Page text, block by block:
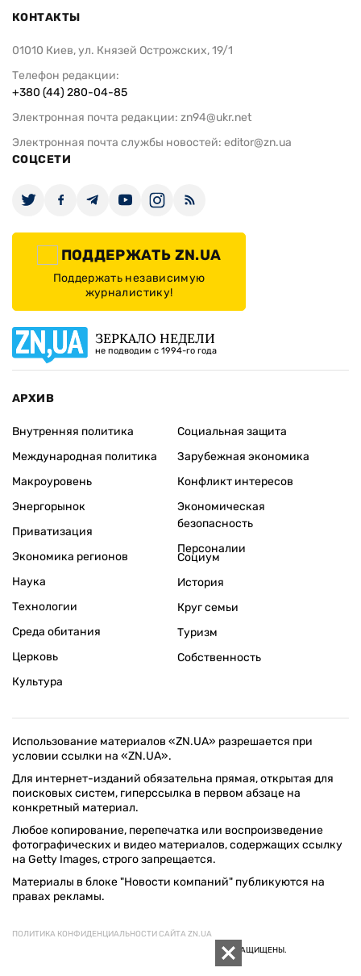
КОНТАКТЫ
01010 Киев, ул. Князей Острожских, 19/1
Телефон редакции:
+380 (44) 280-04-85
Электронная почта редакции: zn94@ukr.net
Электронная почта службы новостей: editor@zn.ua
СОЦСЕТИ
ПОДДЕРЖАТЬ ZN.UA
Поддержать независимую
журналистику!
ЗЕРКАЛО НЕДЕЛИ
не подводим с 1994-го года
АРХИВ
Внутренняя политика
Международная политика
Макроуровень
Энергорынок
Приватизация
Экономика регионов
Социальная защита
Зарубежная экономика
Конфликт интересов
Экономическая
безопасность
Персоналии
Наука
Технологии
Среда обитания
Церковь
Культура
Социум
История
Круг семьи
Туризм
Собственность
Использование материалов «ZN.UA» разрешается при
условии ссылки на «ZN.UA».
Для интернет-изданий обязательна прямая, открытая для
поисковых систем, гиперссылка в первом абзаце на
конкретный материал.
Любое копирование, перепечатка или воспроизведение
фотографических и видео материалов, содержащих ссылку
на Getty Images, строго запрещается.
Материалы в блоке "Новости компаний" публикуются на
правах рекламы.
ПОЛИТИКА КОНФИДЕНЦИАЛЬНОСТИ САЙТА ZN.UA
© 1994–2026 «ЗЕРКАЛО НЕДЕЛИ. УКРАИНА». ВСЕ ПРАВА ЗАЩИЩЕНЫ.